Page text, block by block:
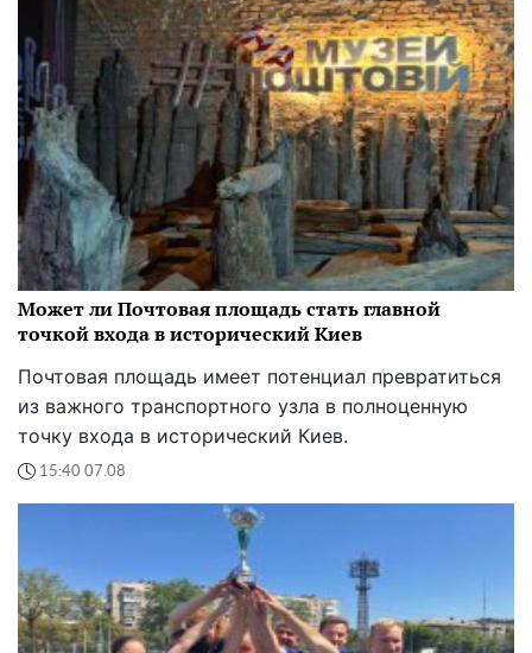
Может ли Почтовая площадь стать главной
точкой входа в исторический Киев
Почтовая площадь имеет потенциал превратиться
из важного транспортного узла в полноценную
точку входа в исторический Киев.
15:40 07.08